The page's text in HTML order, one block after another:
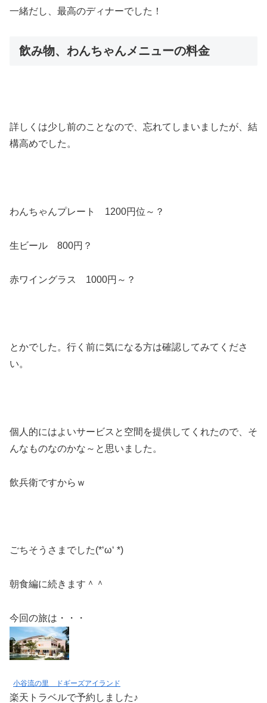
一緒だし、最高のディナーでした！
飲み物、わんちゃんメニューの料金
詳しくは少し前のことなので、忘れてしまいましたが、結
構高めでした。
わんちゃんプレート 1200円位～？
生ビール 800円？
赤ワイングラス 1000円～？
とかでした。行く前に気になる方は確認してみてくださ
い。
個人的にはよいサービスと空間を提供してくれたので、そ
んなものなのかな～と思いました。
飲兵衛ですからｗ
ごちそうさまでした(*‘ω‘ *)
朝食編に続きます＾＾
今回の旅は・・・
小谷流の里 ドギーズアイランド
楽天トラベルで予約しました♪